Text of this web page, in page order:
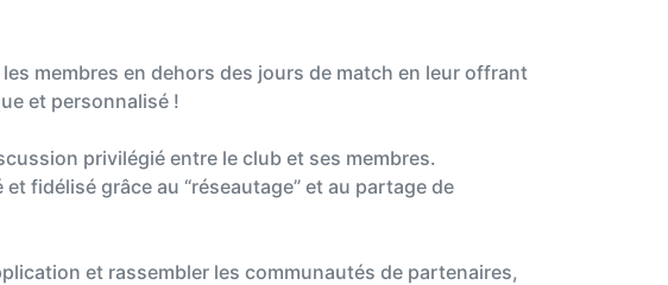
membres en dehors des jours de match en leur offrant
et personnalisé !
privilégié entre le club et ses membres.
et fidélisé grâce au “réseautage” et au partage de
et rassembler les communautés de partenaires,